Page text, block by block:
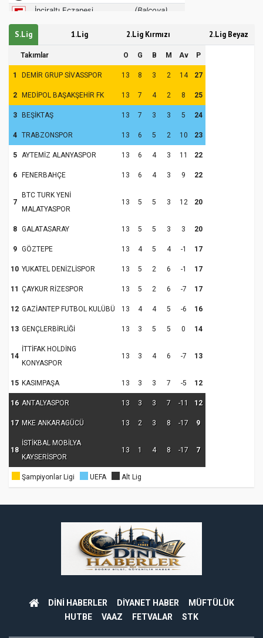
S.Lig 1.Lig 2.Lig Kırmızı 2.Lig Beyaz
Takımlar O G B M Av P
1 DEMİR GRUP SİVASSPOR 13 8 3 2 14 27
2 MEDİPOL BAŞAKŞEHİR FK 13 7 4 2 8 25
3 BEŞİKTAŞ 13 7 3 3 5 24
4 TRABZONSPOR 13 6 5 2 10 23
5 AYTEMİZ ALANYASPOR 13 6 4 3 11 22
6 FENERBAHÇE 13 6 4 3 9 22
7
BTC TURK YENİ
MALATYASPOR
13 5 5 3 12 20
8 GALATASARAY 13 5 5 3 3 20
9 GÖZTEPE 13 4 5 4 -1 17
10 YUKATEL DENİZLİSPOR 13 5 2 6 -1 17
11 ÇAYKUR RİZESPOR 13 5 2 6 -7 17
12 GAZİANTEP FUTBOL KULÜBÜ 13 4 4 5 -6 16
13 GENÇLERBİRLİĞİ 13 3 5 5 0 14
14
İTTİFAK HOLDİNG
KONYASPOR
13 3 4 6 -7 13
15 KASIMPAŞA 13 3 3 7 -5 12
16 ANTALYASPOR 13 3 3 7 -11 12
17 MKE ANKARAGÜCÜ 13 2 3 8 -17 9
18
İSTİKBAL MOBİLYA
KAYSERİSPOR
13 1 4 8 -17 7
Şampiyonlar Ligi UEFA Alt Lig
DİNİ HABERLER DİYANET HABER
MÜFTÜLÜK
HUTBE
VAAZ FETVALAR STK